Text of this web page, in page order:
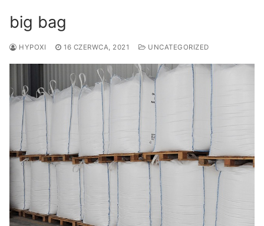
big bag
HYPOXI 16 CZERWCA, 2021 UNCATEGORIZED